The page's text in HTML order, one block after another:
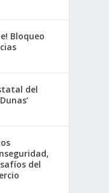
Bloqueo
del
del